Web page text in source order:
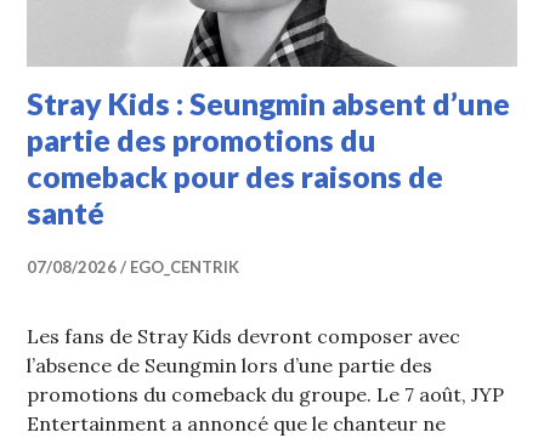
Stray Kids : Seungmin absent d’une
partie des promotions du
comeback pour des raisons de
santé
07/08/2026 EGO_CENTRIK
Les fans de Stray Kids devront composer avec
l’absence de Seungmin lors d’une partie des
promotions du comeback du groupe. Le 7 août, JYP
Entertainment a annoncé que le chanteur ne